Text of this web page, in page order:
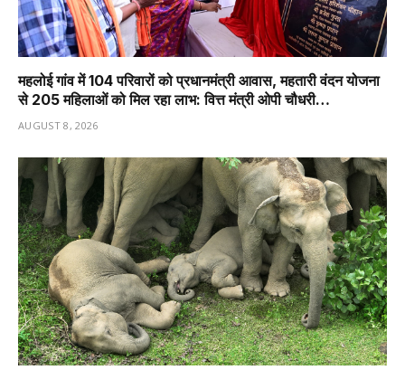
महलोई गांव में 104 परिवारों को प्रधानमंत्री आवास, महतारी वंदन योजना
से 205 महिलाओं को मिल रहा लाभ: वित्त मंत्री ओपी चौधरी…
AUGUST 8, 2026